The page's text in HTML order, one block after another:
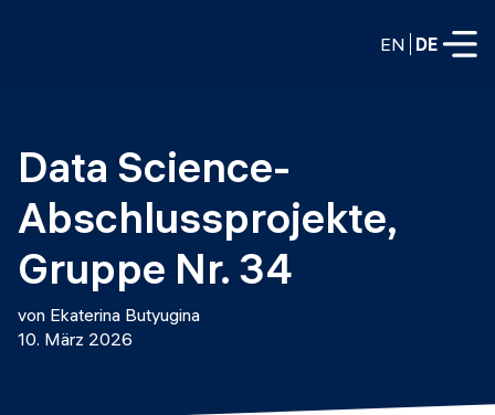
EN DE
VOLLZEITPROGRAMME
Data Science
Web-Entwicklung und KI
TEILZEITROGRAMME
Data Science
Weiterbildung / Schulung
Consulting
Prototyping
Data Science-
Abschlussprojekte,
Gruppe Nr. 34
von Ekaterina Butyugina
10. März 2026